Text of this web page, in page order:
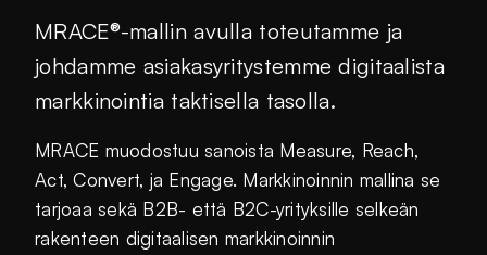
MRACE®-mallin avulla toteutamme ja
johdamme asiakasyritystemme digitaalista
markkinointia taktisella tasolla.
MRACE muodostuu sanoista Measure, Reach,
Act, Convert, ja Engage. Markkinoinnin mallina se
tarjoaa sekä B2B- että B2C-yrityksille selkeän
rakenteen digitaalisen markkinoinnin